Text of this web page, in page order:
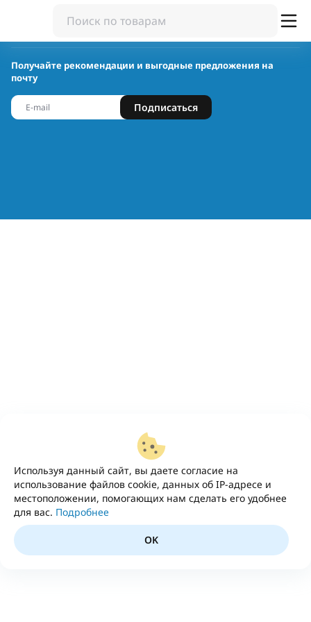
Используя данный сайт, вы даете согласие на
использование файлов cookie, данных об IP-адресе и
местоположении, помогающих нам сделать его удобнее
для вас. Подробнее
OK
Получайте рекомендации и выгодные предложения на
почту
Подписаться